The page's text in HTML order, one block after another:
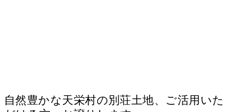
自然豊かな天栄村の別荘土地、ご活用いた